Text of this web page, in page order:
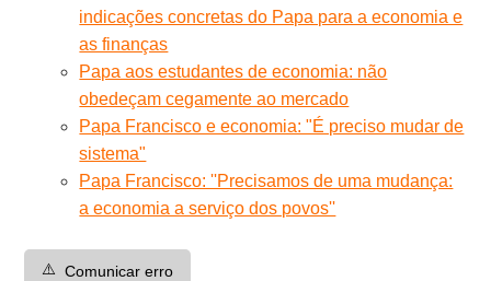
indicações concretas do Papa para a economia e
as finanças
Papa aos estudantes de economia: não
obedeçam cegamente ao mercado
Papa Francisco e economia: "É preciso mudar de
sistema"
Papa Francisco: ''Precisamos de uma mudança:
a economia a serviço dos povos''
⚠️ Comunicar erro